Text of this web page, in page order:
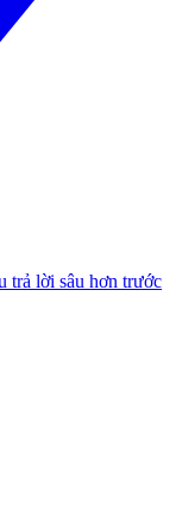
trả lời sâu hơn trước